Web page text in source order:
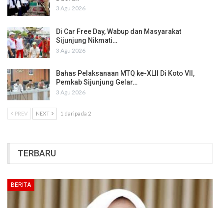
3 Agu 2026
Di Car Free Day, Wabup dan Masyarakat
Sijunjung Nikmati…
3 Agu 2026
Bahas Pelaksanaan MTQ ke-XLII Di Koto VII,
Pemkab Sijunjung Gelar…
3 Agu 2026
PREV NEXT 1 daripada 2
TERBARU
BERITA